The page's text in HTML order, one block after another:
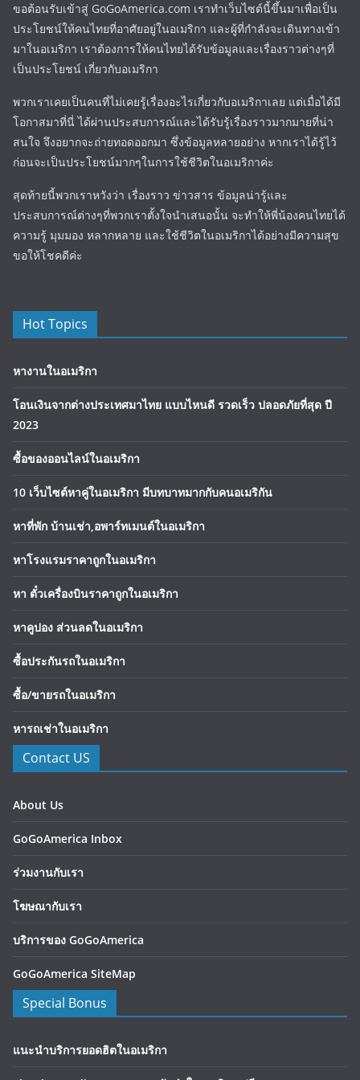
ขอต้อนรับเข้าสู่ GoGoAmerica.com เราทำเว็บไซต์นี้ขึ้นมาเพื่อเป็น
ประโยชน์ให้คนไทยที่อาศัยอยู่ในอเมริกา และผู้ที่กำลังจะเดินทางเข้า
มาในอเมริกา เราต้องการให้คนไทยได้รับข้อมูลและเรื่องราวต่างๆที่
เป็นประโยชน์ เกี่ยวกับอเมริกา
พวกเราเคยเป็นคนที่ไม่เคยรู้เรื่องอะไรเกี่ยวกับอเมริกาเลย แต่เมื่อได้มี
โอกาสมาที่นี่ ได้ผ่านประสบการณ์และได้รับรู้เรื่องราวมากมายที่น่า
สนใจ จึงอยากจะถ่ายทอดออกมา ซึ่งข้อมูลหลายอย่าง หากเราได้รู้ไว้
ก่อนจะเป็นประโยชน์มากๆในการใช้ชีวิตในอเมริกาค่ะ
สุดท้ายนี้พวกเราหวังว่า เรื่องราว ข่าวสาร ข้อมูลน่ารู้และ
ประสบการณ์ต่างๆที่พวกเราตั้งใจนำเสนอนั้น จะทำให้พี่น้องคนไทยได้
ความรู้ มุมมอง หลากหลาย และใช้ชีวิตในอเมริกาได้อย่างมีความสุข
ขอให้โชคดีค่ะ
Hot Topics
หางานในอเมริกา
โอนเงินจากต่างประเทศมาไทย แบบไหนดี รวดเร็ว ปลอดภัยที่สุด ปี
2023
ซื้อของออนไลน์ในอเมริกา
10 เว็บไซต์หาคู่ในอเมริกา มีบทบาทมากกับคนอเมริกัน
หาที่พัก บ้านเช่า,อพาร์ทเมนต์ในอเมริกา
หาโรงแรมราคาถูกในอเมริกา
หา ตั๋วเครื่องบินราคาถูกในอเมริกา
หาคูปอง ส่วนลดในอเมริกา
ซื้อประกันรถในอเมริกา
ซื้อ/ขายรถในอเมริกา
หารถเช่าในอเมริกา
Contact US
About Us
GoGoAmerica Inbox
ร่วมงานกับเรา
โฆษณากับเรา
บริการของ GoGoAmerica
GoGoAmerica SiteMap
Special Bonus
แนะนำบริการยอดฮิตในอเมริกา